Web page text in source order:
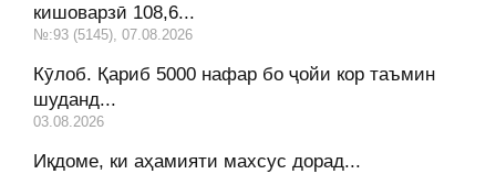
кишоварзӣ 108,6...
№:93 (5145), 07.08.2026
Кӯлоб. Қариб 5000 нафар бо ҷойи кор таъмин
шуданд...
03.08.2026
Иқдоме, ки аҳамияти махсус дорад...